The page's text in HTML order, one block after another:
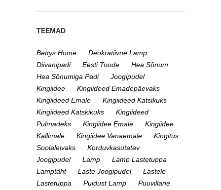
TEEMAD
Bettys Home
Deokratiivne Lamp
Diivanipadi
Eesti Toode
Hea Sõnum
Hea Sõnumiga Padi
Joogipudel
Kingiidee
Kingiideed Emadepäevaks
Kingiideed Emale
Kingiideed Katsikuks
Kingiideed Katskikuks
Kingiideed
Pulmadeks
Kingiidee Emale
Kingiidee
Kallimale
Kingiidee Vanaemale
Kingitus
Soolaleivaks
Korduvkasutatav
Joogipudel
Lamp
Lamp Lastetuppa
Lamptäht
Laste Joogipudel
Lastele
Lastetuppa
Puidust Lamp
Puuvillane